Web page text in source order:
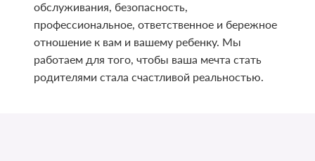
обслуживания, безопасность,
профессиональное, ответственное и бережное
отношение к вам и вашему ребенку. Мы
работаем для того, чтобы ваша мечта стать
родителями стала счастливой реальностью.